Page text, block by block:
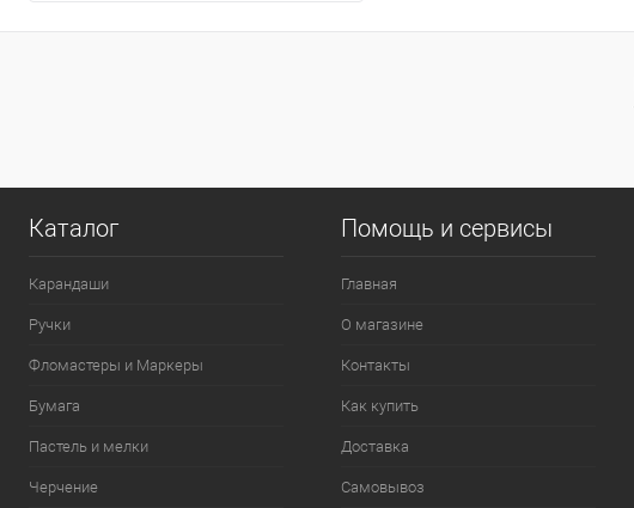
Каталог
Карандаши
Ручки
Фломастеры и Маркеры
Бумага
Пастель и мелки
Черчение
Помощь и сервисы
Главная
О магазине
Контакты
Как купить
Доставка
Самовывоз